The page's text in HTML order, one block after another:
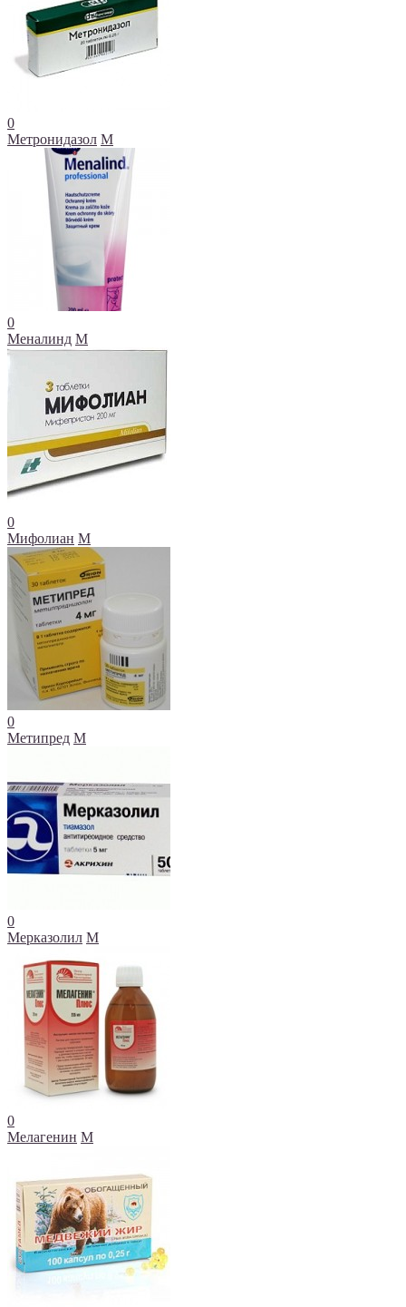
0
Метронидазол М
0
Меналинд М
0
Мифолиан М
0
Метипред М
0
Мерказолил М
0
Мелагенин М